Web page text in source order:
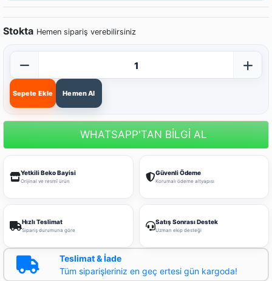
Stokta Hemen sipariş verebilirsiniz
Sepete Ekle Hemen Al
WHATSAPP'TAN BİLGİ AL
Yetkili Beko Bayisi
Orijinal ve resmî ürün
Güvenli Ödeme
Korumalı ödeme altyapısı
Hızlı Teslimat
Sipariş durumuna göre
Satış Sonrası Destek
Uzman ekip desteği
Teslimat & İade
Tüm siparişleriniz en geç ertesi gün kargoda!